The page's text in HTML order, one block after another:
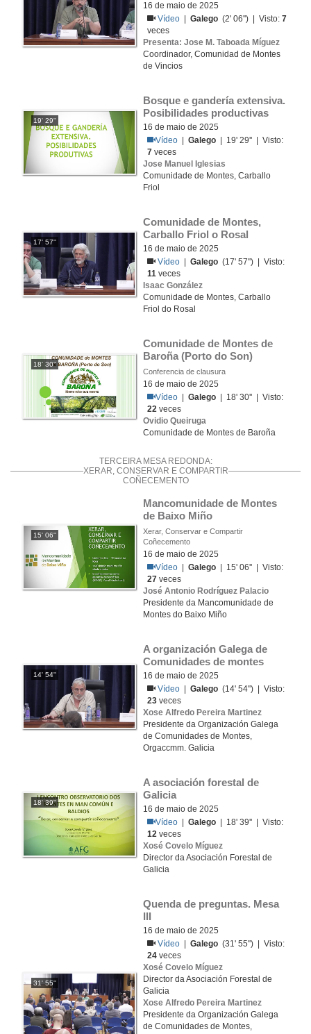
16 de maio de 2025
Vídeo
|Galego (2' 06'') | Visto:7
veces
Presenta: Jose M. Taboada Míguez
Coordinador, Comunidad de Montes
de Vincios
19' 29''
Bosque e gandería extensiva.
Posibilidades productivas
16 de maio de 2025
Vídeo |Galego | 19' 29'' | Visto:
7 veces
Jose Manuel Iglesias
Comunidade de Montes, Carballo
Friol
17' 57''
Comunidade de Montes,
Carballo Friol o Rosal
16 de maio de 2025
Vídeo
|Galego (17' 57'') | Visto:
11 veces
Isaac González
Comunidade de Montes, Carballo
Friol do Rosal
18' 30''
Comunidade de Montes de
Baroña (Porto do Son)
Conferencia de clausura
16 de maio de 2025
Vídeo |Galego | 18' 30'' | Visto:
22 veces
Ovidio Queiruga
Comunidade de Montes de Baroña
TERCEIRA MESA REDONDA:
XERAR, CONSERVAR E COMPARTIR
COÑECEMENTO
15' 06''
Mancomunidade de Montes
de Baixo Miño
Xerar, Conservar e Compartir
Coñecemento
16 de maio de 2025
Vídeo |Galego | 15' 06'' | Visto:
27 veces
José Antonio Rodríguez Palacio
Presidente da Mancomunidade de
Montes do Baixo Miño
14' 54''
A organización Galega de
Comunidades de montes
16 de maio de 2025
Vídeo
|Galego (14' 54'') | Visto:
23 veces
Xose Alfredo Pereira Martinez
Presidente da Organización Galega
de Comunidades de Montes,
Orgaccmm. Galicia
18' 39''
A asociación forestal de
Galicia
16 de maio de 2025
Vídeo |Galego | 18' 39'' | Visto:
12 veces
Xosé Covelo Míguez
Director da Asociación Forestal de
Galicia
31' 55''
Quenda de preguntas. Mesa
III
16 de maio de 2025
Vídeo
|Galego (31' 55'') | Visto:
24 veces
Xosé Covelo Míguez
Director da Asociación Forestal de
Galicia
Xose Alfredo Pereira Martinez
Presidente da Organización Galega
de Comunidades de Montes,